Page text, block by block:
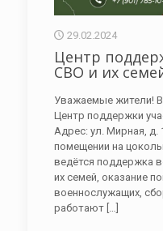
29.02.2024
Центр
СВО и их
Уважаемые жители!
Центр поддержки
Адрес: ул. Мирная, д.
помещении на
ведётся поддержка
их семей, оказание
военнослужащих,
работают[…]